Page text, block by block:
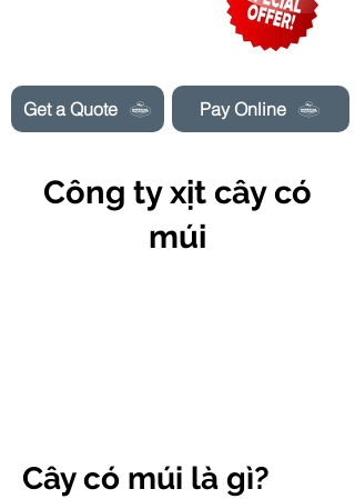
Get a Quote Pay Online
Công ty xịt cây có
múi
Cây có múi là gì?